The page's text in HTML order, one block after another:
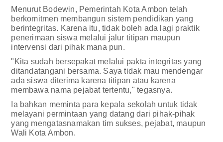
Menurut Bodewin, Pemerintah Kota Ambon telah
berkomitmen membangun sistem pendidikan yang
berintegritas. Karena itu, tidak boleh ada lagi praktik
penerimaan siswa melalui jalur titipan maupun
intervensi dari pihak mana pun.
"Kita sudah bersepakat melalui pakta integritas yang
ditandatangani bersama. Saya tidak mau mendengar
ada siswa diterima karena titipan atau karena
membawa nama pejabat tertentu," tegasnya.
Ia bahkan meminta para kepala sekolah untuk tidak
melayani permintaan yang datang dari pihak-pihak
yang mengatasnamakan tim sukses, pejabat, maupun
Wali Kota Ambon.